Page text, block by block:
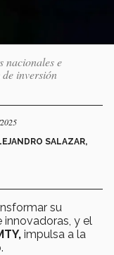
nacionales e
inversión
SALAZAR,
su
y el
impulsa a la